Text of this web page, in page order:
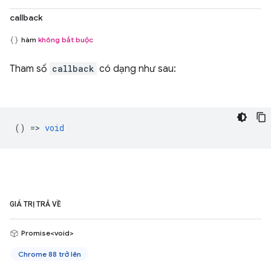
callback
hàm không bắt buộc
Tham số callback có dạng như sau:
() => void
GIÁ TRỊ TRẢ VỀ
Promise<void>
Chrome 88 trở lên